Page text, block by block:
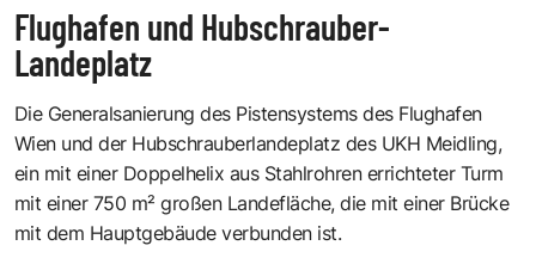
Flughafen und Hubschrauber-
Landeplatz
Die Generalsanierung des Pistensystems des Flughafen
Wien und der Hubschrauberlandeplatz des UKH Meidling,
ein mit einer Doppelhelix aus Stahlrohren errichteter Turm
mit einer 750 m² großen Landefläche, die mit einer Brücke
mit dem Hauptgebäude verbunden ist.